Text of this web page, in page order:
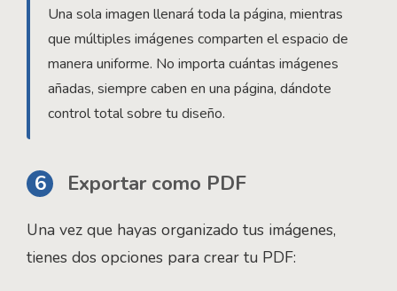
Una sola imagen llenará toda la página, mientras
que múltiples imágenes comparten el espacio de
manera uniforme. No importa cuántas imágenes
añadas, siempre caben en una página, dándote
control total sobre tu diseño.
6 Exportar como PDF
Una vez que hayas organizado tus imágenes,
tienes dos opciones para crear tu PDF: